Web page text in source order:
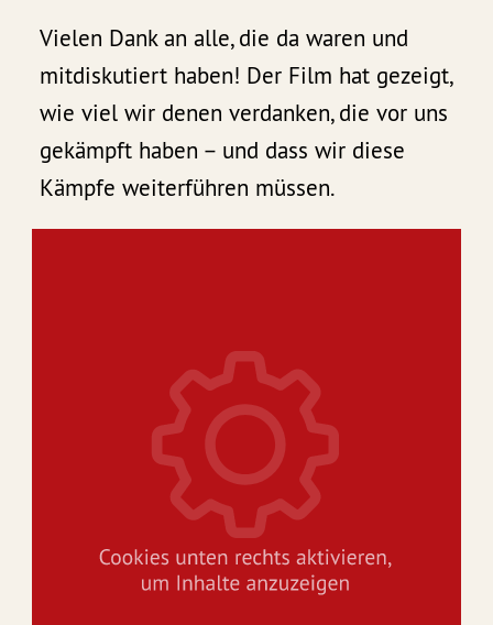
Vielen Dank an alle, die da waren und
mitdiskutiert haben! Der Film hat gezeigt,
wie viel wir denen verdanken, die vor uns
gekämpft haben – und dass wir diese
Kämpfe weiterführen müssen.